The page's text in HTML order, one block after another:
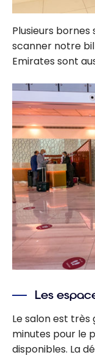
Plusieurs bornes
scanner notre
Emirates sont
Les
Le salon est très
minutes pour le
disponibles. La